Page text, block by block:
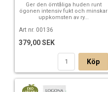
Ger den ömtåliga huden runt
ögonen intensiv fukt och minskar
uppkomsten av ry...
Art nr. 00136
379,00 SEK
Köp